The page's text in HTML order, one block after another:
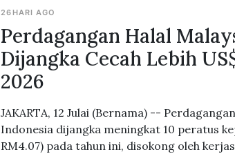
26HARI AGO
Perdagangan Halal
Dijangka Cecah Lebih
2026
JAKARTA, 12 Julai (Bernama) --
Indonesia dijangka meningkat 10 peratus
RM4.07) pada tahun ini, disokong oleh